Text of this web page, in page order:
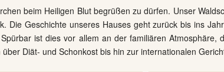
beim Heiligen Blut begrüßen zu dürfen. Unser
Die Geschichte unseres Hauses geht zurück bis ins
ist dies vor allem an der familiären
Diät- und Schonkost bis hin zur internationalen